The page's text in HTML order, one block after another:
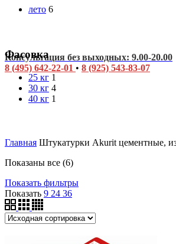
Консультация без выходных: 9.00-20.00
8 (495) 642-22-01 • 8 (925) 543-83-07
лето 6
Фасовка
25 кг 1
30 кг 4
40 кг 1
Главная Штукатурки Akurit цементные,
Показаны все (6)
Показать фильтры
Показать 9 24 36